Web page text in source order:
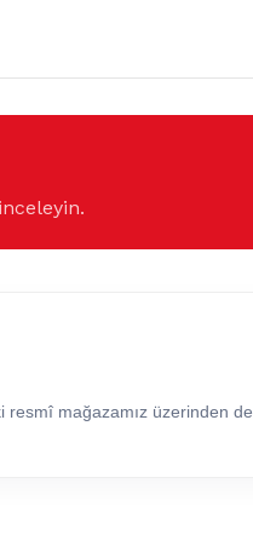
resmî mağazamız üzerinden de